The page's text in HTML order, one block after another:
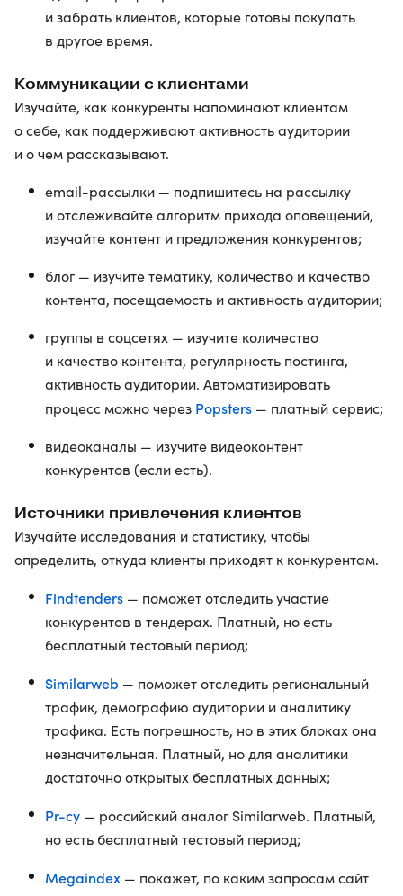
и забрать клиентов, которые готовы покупать
в другое время.
Коммуникации с клиентами
Изучайте, как конкуренты напоминают клиентам
о себе, как поддерживают активность аудитории
и о чем рассказывают.
еmail-рассылки — подпишитесь на рассылку
и отслеживайте алгоритм прихода оповещений,
изучайте контент и предложения конкурентов;
блог — изучите тематику, количество и качество
контента, посещаемость и активность аудитории;
группы в соцсетях — изучите количество
и качество контента, регулярность постинга,
активность аудитории. Автоматизировать
процесс можно через Рopsters — платный сервис;
видеоканалы — изучите видеоконтент
конкурентов (если есть).
Источники привлечения клиентов
Изучайте исследования и статистику, чтобы
определить, откуда клиенты приходят к конкурентам.
Findtenders — поможет отследить участие
конкурентов в тендерах. Платный, но есть
бесплатный тестовый период;
Similarweb — поможет отследить региональный
трафик, демографию аудитории и аналитику
трафика. Есть погрешность, но в этих блоках она
незначительная. Платный, но для аналитики
достаточно открытых бесплатных данных;
Pr-cy — российский аналог Similarweb. Платный,
но есть бесплатный тестовый период;
Megaindex — покажет, по каким запросам сайт